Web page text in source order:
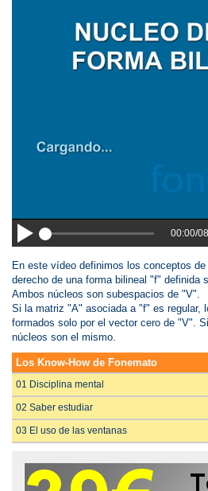
La tienda de libros de Fonemato
00:00/
En este vídeo definimos los conceptos
derecho de una forma bilineal "f" definida
Ambos núcleos son subespacios de "V".
Si la matriz "A" asociada a "f" es regular,
formados solo por el vector cero de "V".
núcleos son el mismo.
Los Know-How de Fonemato
01 Disciplina mental
02 Saber estudiar
03 El uso de las ventanas